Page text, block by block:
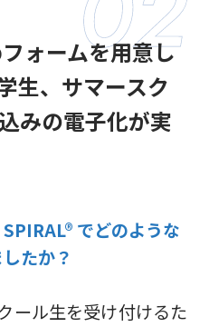
ォームを用意し
生、サマースク
みの電子化が実
でどのような
たか？
ール生を受け付けるた